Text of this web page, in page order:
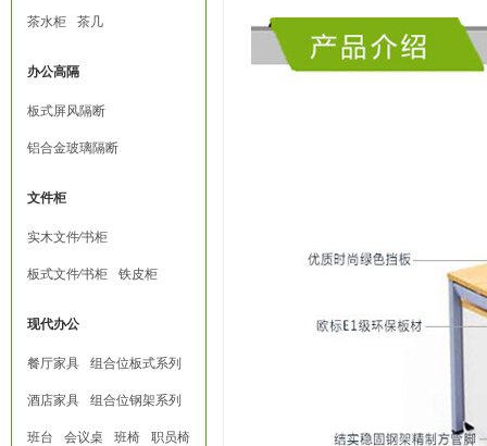
茶水柜 茶几
办公高隔
板式屏风隔断
铝合金玻璃隔断
文件柜
实木文件∕书柜
板式文件∕书柜 铁皮柜
现代办公
餐厅家具 组合位板式系列
酒店家具 组合位钢架系列
班台 会议桌 班椅 职员椅